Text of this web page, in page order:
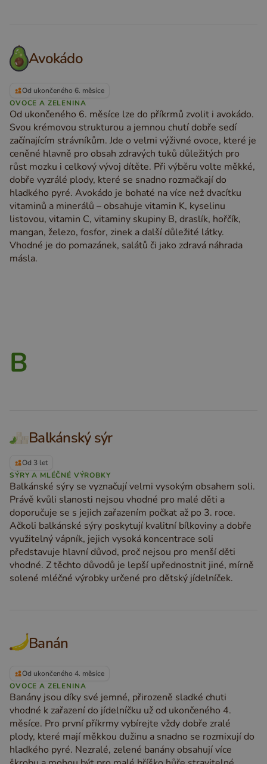
Avokádo
Od ukončeného 6. měsíce
OVOCE A ZELENINA
Od ukončeného 6. měsíce lze do příkrmů zvolit i avokádo.
Svou krémovou strukturou a jemnou chutí dobře sedí
začínajícím strávníkům. Jde o velmi výživné ovoce, které je
ceněné hlavně pro obsah zdravých tuků důležitých pro
růst mozku i celkový vývoj dítěte. Při výběru volte měkké,
dobře vyzrálé plody, které se snadno rozmačkají do
hladkého pyré. Avokádo je bohaté na více než dvacítku
vitaminů a minerálů – obsahuje vitamin K, kyselinu
listovou, vitamin C, vitaminy skupiny B, draslík, hořčík,
mangan, železo, fosfor, zinek a další důležité látky.
Vhodné je do pomazánek, salátů či jako zdravá náhrada
másla.
B
Balkánský sýr
Od 3 let
SÝRY A MLÉČNÉ VÝROBKY
Balkánské sýry se vyznačují velmi vysokým obsahem soli.
Právě kvůli slanosti nejsou vhodné pro malé děti a
doporučuje se s jejich zařazením počkat až po 3. roce.
Ačkoli balkánské sýry poskytují kvalitní bílkoviny a dobře
využitelný vápník, jejich vysoká koncentrace soli
představuje hlavní důvod, proč nejsou pro menší děti
vhodné. Z těchto důvodů je lepší upřednostnit jiné, mírně
solené mléčné výrobky určené pro dětský jídelníček.
Banán
Od ukončeného 4. měsíce
OVOCE A ZELENINA
Banány jsou díky své jemné, přirozeně sladké chuti
vhodné k zařazení do jídelníčku už od ukončeného 4.
měsíce. Pro první příkrmy vybírejte vždy dobře zralé
plody, které mají měkkou dužinu a snadno se rozmixují do
hladkého pyré. Nezralé, zelené banány obsahují více